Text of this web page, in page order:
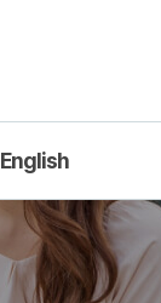
English
About us